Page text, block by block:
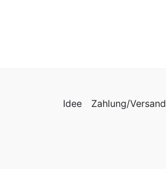
Idee Zahlung/Versand